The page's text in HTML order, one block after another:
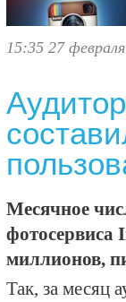
15:35 27
Месячное
фотосервиса
миллионов,
Так, за месяц